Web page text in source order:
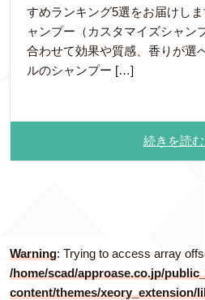
すめランキング5選をお届けし
ャンプー（カスタマイズシャン
合わせて効果や質感、香りが選
ルのシャンプー […]
続きを読
Warning: Trying to access array
/home/scad/approase.co.jp/
content/themes/xeory_extension/